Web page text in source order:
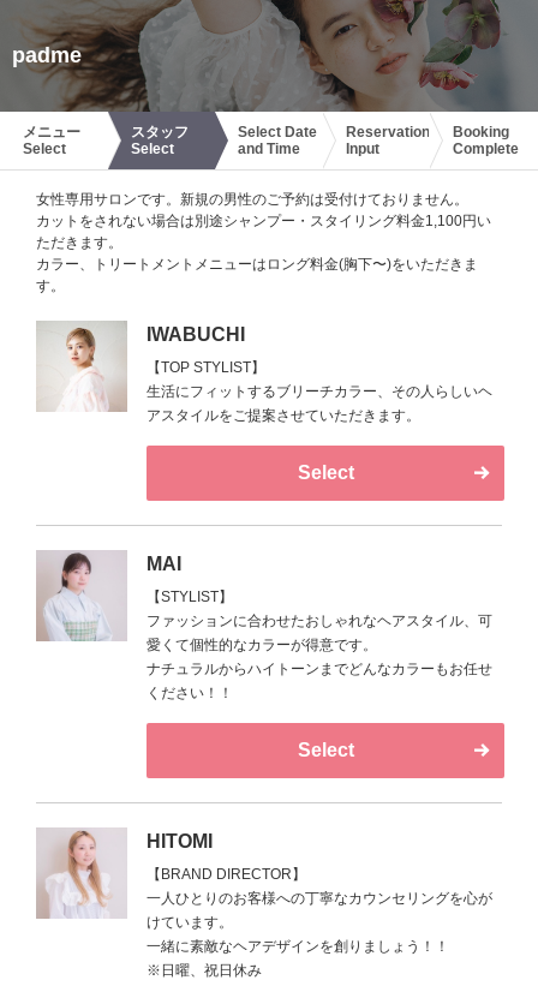
padme
メニュー
Select
スタッフ
Select
Select Date
and Time
Reservation
Input
Booking
Complete
女性専用サロンです。新規の男性のご予約は受付けておりません。
カットをされない場合は別途シャンプー・スタイリング料金1,100円い
ただきます。
カラー、トリートメントメニューはロング料金(胸下〜)をいただきま
す。
IWABUCHI
【TOP STYLIST】
生活にフィットするブリーチカラー、その人らしいヘ
アスタイルをご提案させていただきます。
Select
MAI
【STYLIST】
ファッションに合わせたおしゃれなヘアスタイル、可
愛くて個性的なカラーが得意です。
ナチュラルからハイトーンまでどんなカラーもお任せ
ください！！
Select
HITOMI
【BRAND DIRECTOR】
一人ひとりのお客様への丁寧なカウンセリングを心が
けています。
一緒に素敵なヘアデザインを創りましょう！！
※日曜、祝日休み